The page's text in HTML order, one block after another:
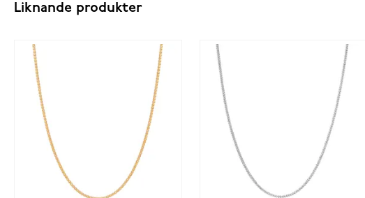
Liknande produkter